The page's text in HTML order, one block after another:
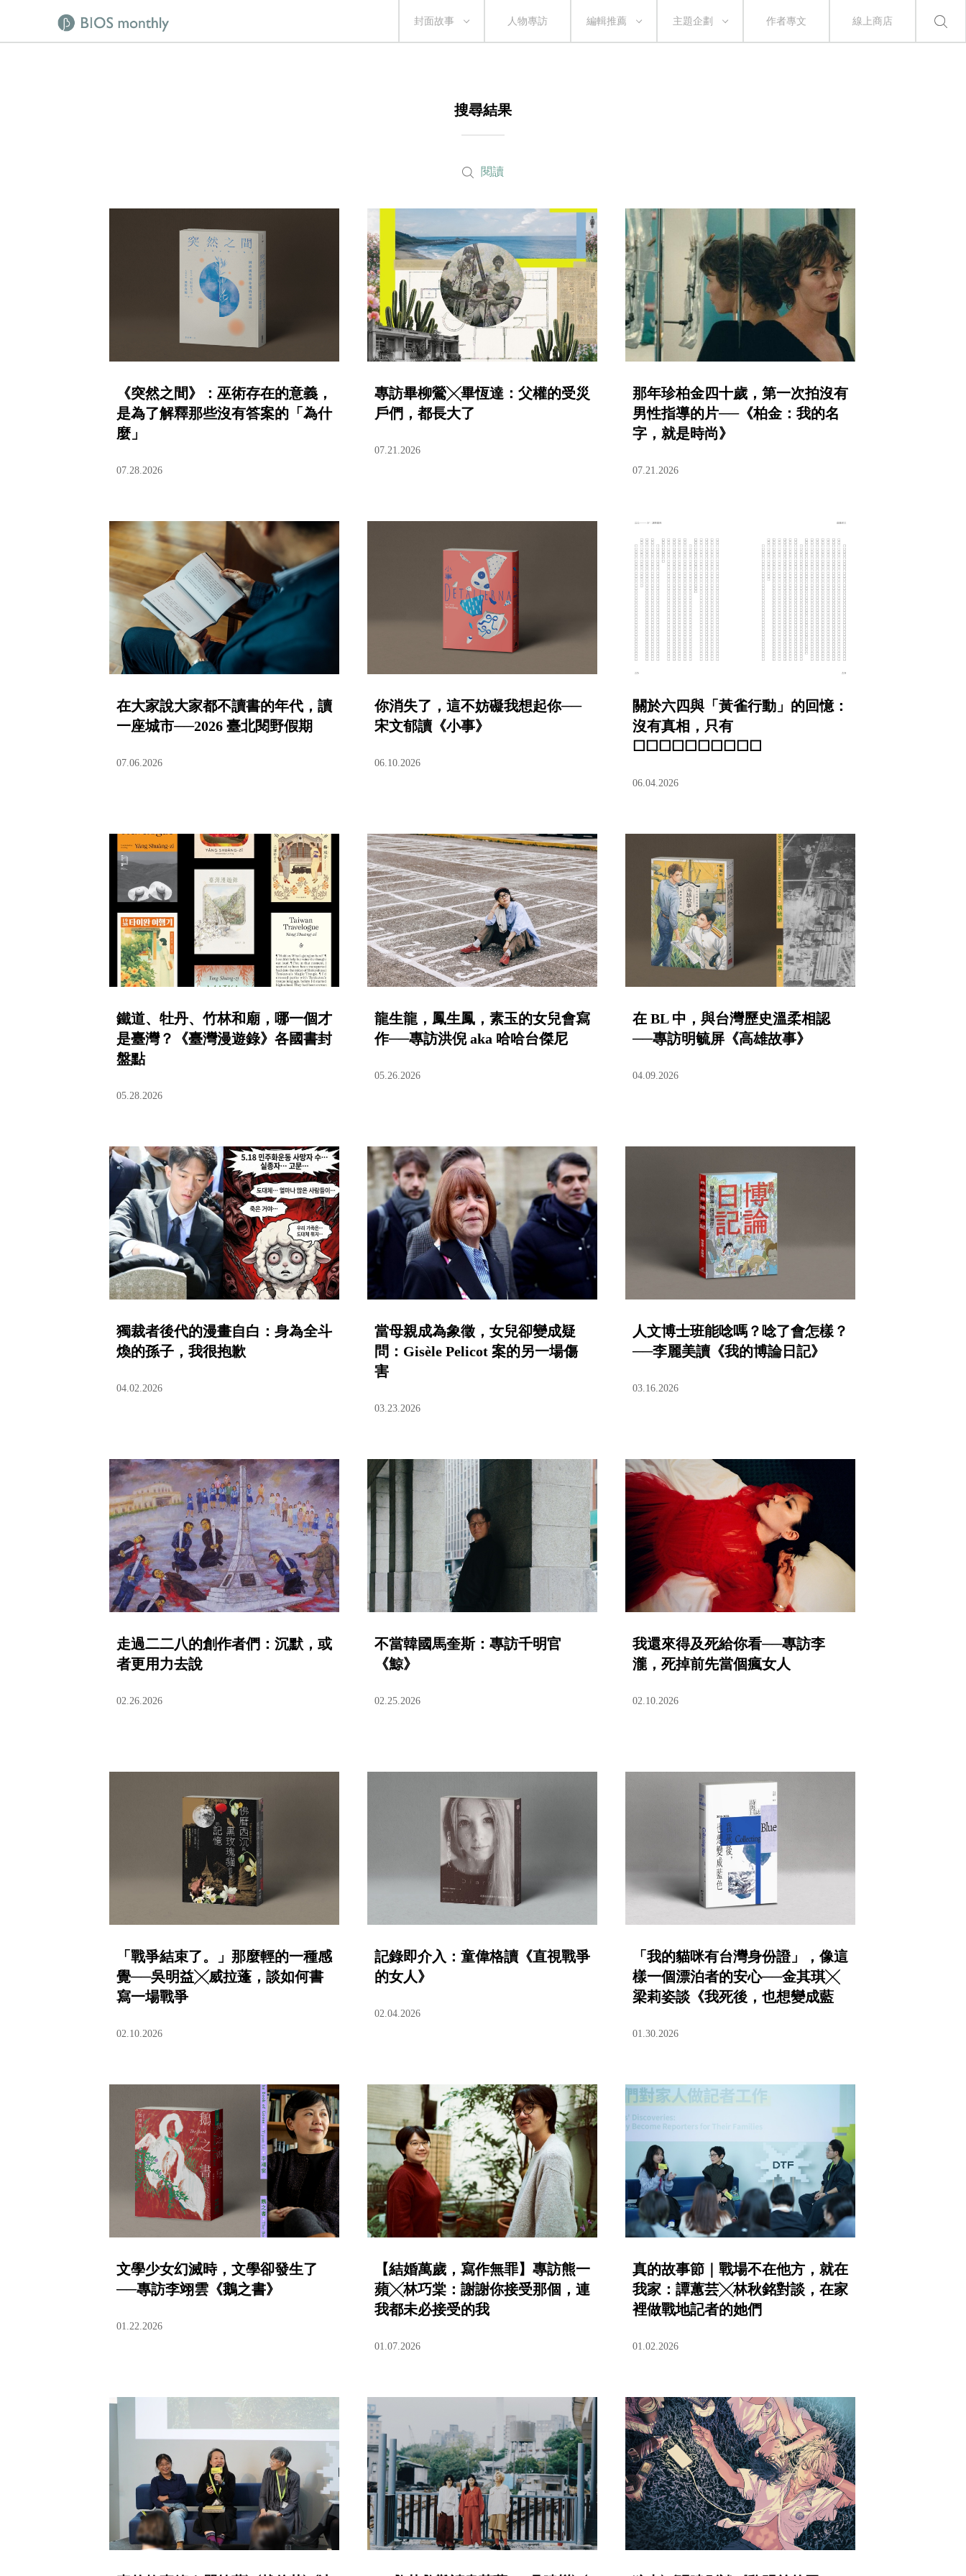
封面故事 人物專訪 編輯推薦 主題企劃 作者專文 線上商店
搜尋結果
閱讀
《突然之間》：巫術存在的意義，
是為了解釋那些沒有答案的「為什
麼」
07.28.2026
專訪畢柳鶯╳畢恆達：父權的受災
戶們，都長大了
07.21.2026
那年珍柏金四十歲，第一次拍沒有
男性指導的片──《柏金：我的名
字，就是時尚》
07.21.2026
在大家說大家都不讀書的年代，讀
一座城市──2026 臺北閱野假期
07.06.2026
你消失了，這不妨礙我想起你──
宋文郁讀《小事》
06.10.2026
關於六四與「黃雀行動」的回憶：
沒有真相，只有
☐☐☐☐☐☐☐☐☐☐
06.04.2026
鐵道、牡丹、竹林和廟，哪一個才
是臺灣？《臺灣漫遊錄》各國書封
盤點
05.28.2026
龍生龍，鳳生鳳，素玉的女兒會寫
作──專訪洪倪 aka 哈哈台傑尼
05.26.2026
在 BL 中，與台灣歷史溫柔相認
──專訪明毓屏《高雄故事》
04.09.2026
獨裁者後代的漫畫自白：身為全斗
煥的孫子，我很抱歉
04.02.2026
當母親成為象徵，女兒卻變成疑
問：Gisèle Pelicot 案的另一場傷
害
03.23.2026
人文博士班能唸嗎？唸了會怎樣？
──李麗美讀《我的博論日記》
03.16.2026
走過二二八的創作者們：沉默，或
者更用力去說
02.26.2026
不當韓國馬奎斯：專訪千明官
《鯨》
02.25.2026
我還來得及死給你看──專訪李
瀧，死掉前先當個瘋女人
02.10.2026
「戰爭結束了。」那麼輕的一種感
覺──吳明益╳威拉蓬，談如何書
寫一場戰爭
02.10.2026
記錄即介入：童偉格讀《直視戰爭
的女人》
02.04.2026
「我的貓咪有台灣身份證」，像這
樣一個漂泊者的安心──金其琪╳
梁莉姿談《我死後，也想變成藍
01.30.2026
文學少女幻滅時，文學卻發生了
──專訪李翊雲《鵝之書》
01.22.2026
【結婚萬歲，寫作無罪】專訪熊一
蘋╳林巧棠：謝謝你接受那個，連
我都未必接受的我
01.07.2026
真的故事節｜戰場不在他方，就在
我家：譚蕙芸╳林秋銘對談，在家
裡做戰地記者的她們
01.02.2026